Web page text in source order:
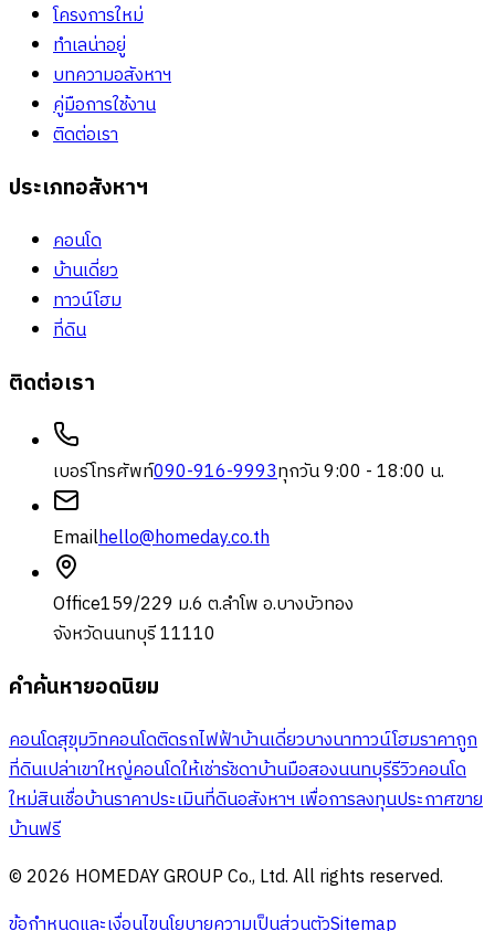
โครงการใหม่
ทำเลน่าอยู่
บทความอสังหาฯ
คู่มือการใช้งาน
ติดต่อเรา
ประเภทอสังหาฯ
คอนโด
บ้านเดี่ยว
ทาวน์โฮม
ที่ดิน
ติดต่อเรา
เบอร์โทรศัพท์090-916-9993ทุกวัน 9:00 - 18:00 น.
Emailhello@homeday.co.th
Office159/229 ม.6 ต.ลำโพ อ.บางบัวทอง
จังหวัดนนทบุรี 11110
คำค้นหายอดนิยม
คอนโดสุขุมวิทคอนโดติดรถไฟฟ้าบ้านเดี่ยวบางนาทาวน์โฮมราคาถูก
ที่ดินเปล่าเขาใหญ่คอนโดให้เช่ารัชดาบ้านมือสองนนทบุรีรีวิวคอนโด
ใหม่สินเชื่อบ้านราคาประเมินที่ดินอสังหาฯ เพื่อการลงทุนประกาศขาย
บ้านฟรี
© 2026 HOMEDAY GROUP Co., Ltd. All rights reserved.
ข้อกำหนดและเงื่อนไขนโยบายความเป็นส่วนตัวSitemap